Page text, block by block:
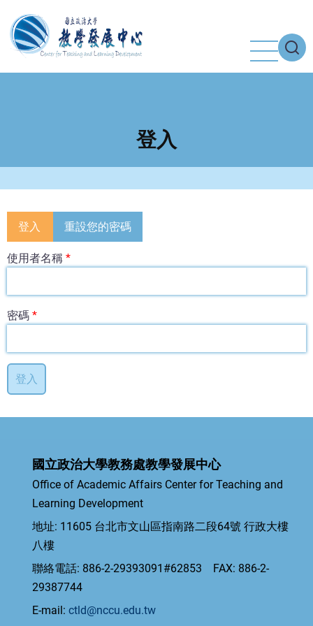
至
主
登入
Primary
tabs
登入 重設您的密碼
使用者名稱
密碼
國立政治大學教務處教學發展中心
Office of Academic Affairs Center for Teaching and
Learning Development
地址: 11605 台北市文山區指南路二段64號 行政大樓
八樓
聯絡電話: 886-2-29393091#62853 FAX: 886-2-
29387744
E-mail: ctld@nccu.edu.tw